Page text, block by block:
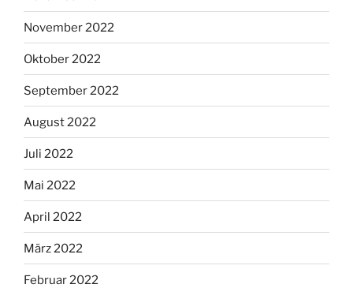
November 2022
Oktober 2022
September 2022
August 2022
Juli 2022
Mai 2022
April 2022
März 2022
Februar 2022